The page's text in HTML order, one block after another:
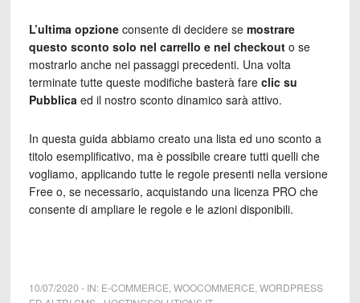
L’ultima opzioneconsente di decidere se mostrare
questo sconto solo nel carrello e nel checkouto se
mostrarlo anche nei passaggi precedenti. Una volta
terminate tutte queste modifiche basterà fare clic su
Pubblicaed il nostro sconto dinamico sarà attivo.
In questa guida abbiamo creato una lista ed uno sconto a
titolo esemplificativo, ma è possibile creare tutti quelli che
vogliamo, applicando tutte le regole presenti nella versione
Free o, se necessario, acquistando una licenza PRO che
consente di ampliare le regole e le azioni disponibili.
10/07/2020 - IN: E-COMMERCE WOOCOMMERCE WORDPRESS